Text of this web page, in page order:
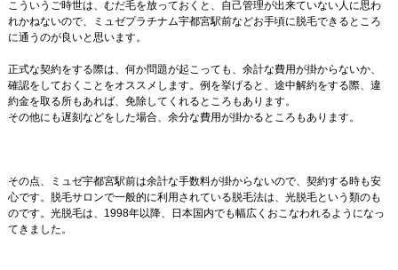
こういうご時世は、むだ毛を放っておくと、自己管理が出来ていない人に思わ
れかねないので、ミュゼプラチナム宇都宮駅前などお手頃に脱毛できるところ
に通うのが良いと思います。
正式な契約をする際は、何か問題が起こっても、余計な費用が掛からないか、
確認をしておくことをオススメします。例を挙げると、途中解約をする際、違
約金を取る所もあれば、免除してくれるところもあります。
その他にも遅刻などをした場合、余分な費用が掛かるところもあります。
その点、ミュゼ宇都宮駅前は余計な手数料が掛からないので、契約する時も安
心です。脱毛サロンで一般的に利用されている脱毛法は、光脱毛という類のも
のです。光脱毛は、1998年以降、日本国内でも幅広くおこなわれるようになっ
てきました。